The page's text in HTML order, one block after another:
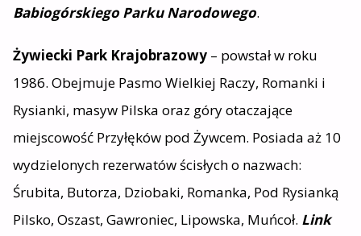
Babiogórskiego Parku Narodowego.
Żywiecki Park Krajobrazowy – powstał w roku
1986. Obejmuje Pasmo Wielkiej Raczy, Romanki i
Rysianki, masyw Pilska oraz góry otaczające
miejscowość Przyłęków pod Żywcem. Posiada aż 10
wydzielonych rezerwatów ścisłych o nazwach:
Śrubita, Butorza, Dziobaki, Romanka, Pod Rysianką
Pilsko, Oszast, Gawroniec, Lipowska, Muńcoł. Link